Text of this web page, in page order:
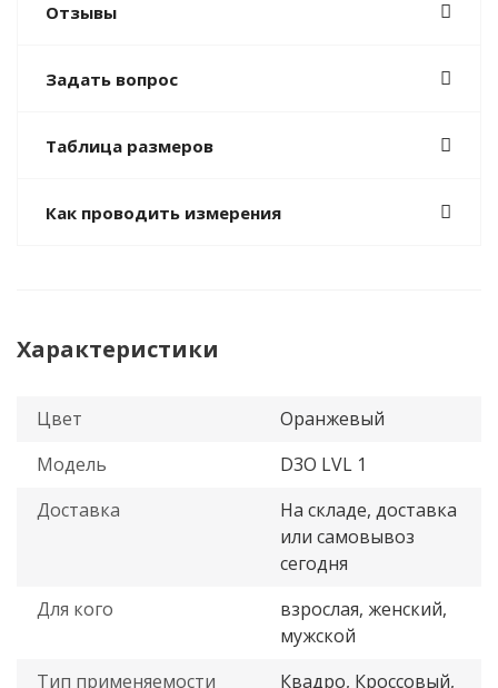
Отзывы
Задать вопрос
Таблица размеров
Как проводить измерения
Характеристики
Цвет
Оранжевый
Модель
D3O LVL 1
Доставка
На складе, доставка
или самовывоз
сегодня
Для кого
взрослая, женский,
мужской
Тип применяемости
Квадро, Кроссовый,